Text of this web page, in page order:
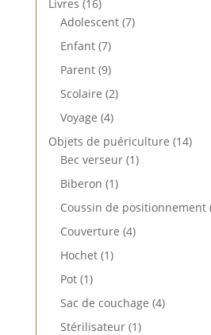
Livres 16
produits
Adolescent 77
Enfant 77
produits
Parent 99
produits
Scolaire 22
Voyage 44
produits
Objets de puériculture 1414
Bec verseur 11
Biberon 11
produit
Coussin de positionnement
Couverture 44
Hochet 11
Pot 11
produit
Sac de couchage 44
Stérilisateur 11